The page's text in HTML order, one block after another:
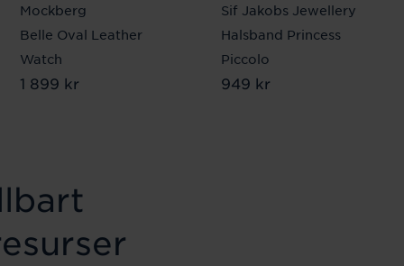
Mockberg
Belle Oval Leather
Watch
Pris:1 899 kr
1 899 kr
Sif Jakobs Jewellery
Halsband Princess
Piccolo
Pris:949 kr
949 kr